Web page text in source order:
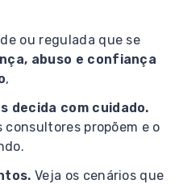
ou regulada que se
abuso e confiança
,
decida com cuidado.
consultores propõem e o
Veja os cenários que